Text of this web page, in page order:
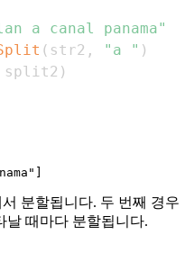
a canal panama"
( str2 , "a " )
split2 )
분할됩니다. 두 번째 경우
날 때마다 분할됩니다.